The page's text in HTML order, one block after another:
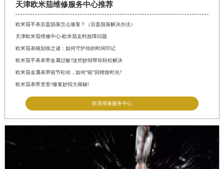
天津欧米茄维修服务中心推荐
欧米茄手表后盖脱落怎么修复？（后盖脱落解决办法）
天津欧米茄维修中心-欧米茄走时故障问题
欧米茄表镜划痕之谜：如何守护你的时间印记
欧米茄手表表带金属过敏?这些妙招帮你轻松解决
欧米茄金属表带链节松动，如何“链”回精致时光?
欧米茄表带变形?修复妙招大揭秘!
联系维修服务中心